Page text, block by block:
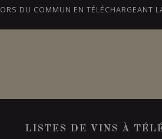
DU COMMUN EN TÉLÉCHARGEANT
LISTES DE VINS À